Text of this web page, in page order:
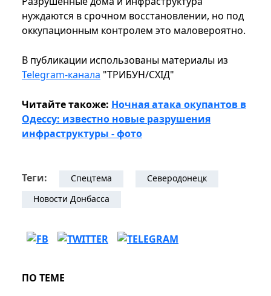
нуждаются в срочном восстановлении, но под
оккупационным контролем это маловероятно.
В публикации использованы материалы из
Telegram-канала "ТРИБУН/СХІД"
Читайте такоже: Ночная атака окупантов в
Одессу: известно новые разрушения
инфраструктуры - фото
Теги: Спецтема
Северодонецк
Новости Донбасса
ПО ТЕМЕ